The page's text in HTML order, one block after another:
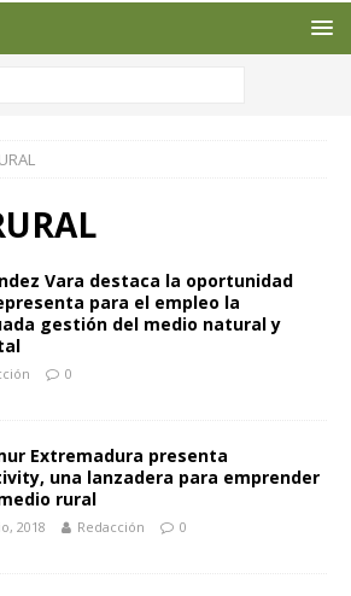
Vara destaca la oportunidad
para el empleo la
gestión del medio natural y
0
Extremadura presenta
una lanzadera para emprender
rural
2018 Redacción 0